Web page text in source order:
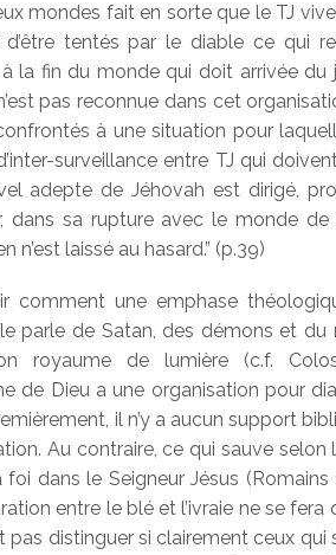
mondes fait en sorte que le TJ
tentés par le diable ce qui
la fin du monde qui doit arrivée
pas reconnue dans cet
à une situation pour
surveillance entre TJ qui
adepte de Jéhovah est dirigé,
dans sa rupture avec le monde
n’est laissé au hasard.” (p.39)
comment une emphase
parle de Satan, des démons et
royaume de lumière (c.f.
de Dieu a une organisation pour
il n’y a aucun support
Au contraire, ce qui sauve selon
dans le Seigneur Jésus
entre le blé et l’ivraie ne se fera
distinguer si clairement ceux